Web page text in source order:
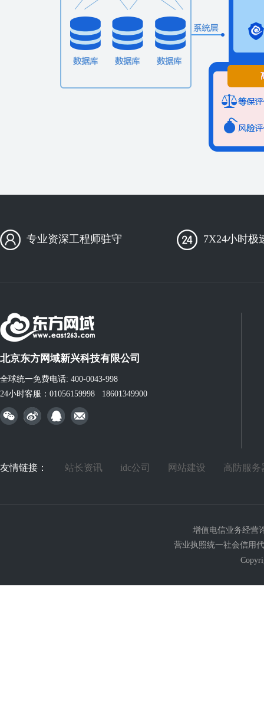
专业资深工程师驻守 7X24小时极
北京东方网域新兴科技有限公司
全球统一免费电话: 400-0043-998
24小时客服：01056159998 18601349900
友情链接： 站长资讯 idc公司 网站建设 高防服务
增值电信业务经营
营业执照统一社会信用